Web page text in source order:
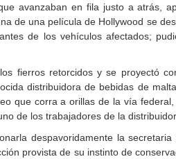
avanzaban en fila justo a atrás,
de una película de Hollywood se
de los vehículos afectados;
fierros retorcidos y se proyectó
distribuidora de bebidas de
que corra a orillas de la vía
de los trabajadores de la
despavoridamente la
provista de su instinto de